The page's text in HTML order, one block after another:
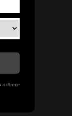
adhere